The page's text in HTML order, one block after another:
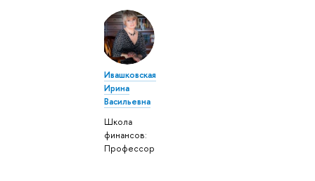
Ивашковская
Ирина
Васильевна
Школа
финансов:
Профессор